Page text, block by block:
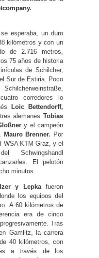
esperaba, un duro
kilómetros y con un
de 2.716 metros,
75 años de historia
de Schilcher,
Sur de Estiria. Poco
corredores lo
Loic Bettendorff,
alemanes Tobias
y el campeón
Mauro Brenner. Por
WSA KTM Graz, y el
Schwingshandl
El pelotón
minutos.
y Lepkafueron
los equipos del
A 60 kilómetros de
era de cinco
Tras
Gamlitz, la carrera
40 kilómetros, con
a través de los